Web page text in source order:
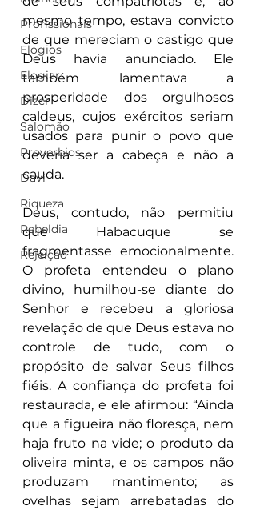
Profissionais
Elogios
Elogiar
Dizer
Salomão
Proverbios
Davi
Riqueza
Rebeldia
Rejeição
mesmo tempo, estava convicto
de que mereciam o castigo que
Deus havia anunciado. Ele
também lamentava a
prosperidade dos orgulhosos
caldeus, cujos exércitos seriam
usados para punir o povo que
deveria ser a cabeça e não a
cauda.
Deus, contudo, não permitiu
que Habacuque se
fragmentasse emocionalmente.
O profeta entendeu o plano
divino, humilhou-se diante do
Senhor e recebeu a gloriosa
revelação de que Deus estava no
controle de tudo, com o
propósito de salvar Seus filhos
fiéis. A confiança do profeta foi
restaurada, e ele afirmou: “Ainda
que a figueira não floresça, nem
haja fruto na vide; o produto da
oliveira minta, e os campos não
produzam mantimento; as
ovelhas sejam arrebatadas do